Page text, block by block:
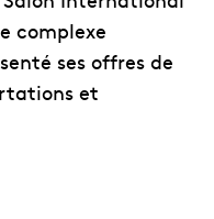
complexe
ses offres de
et